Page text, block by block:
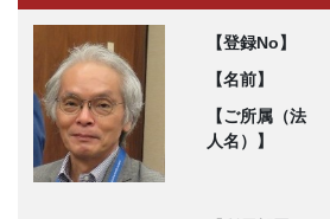
【登録No】
【名前】
【ご所属（法
人名）】